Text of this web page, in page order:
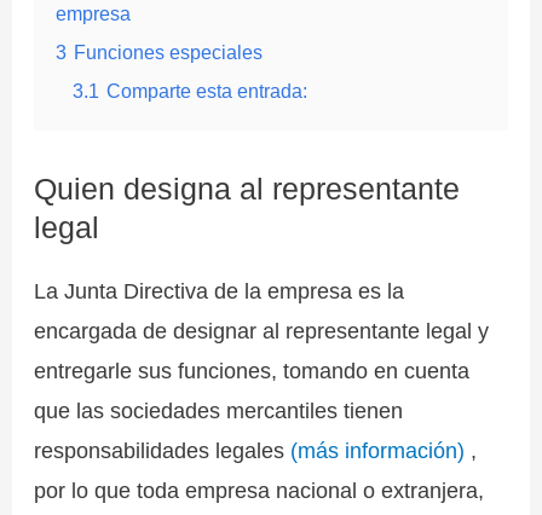
empresa
3 Funciones especiales
3.1 Comparte esta entrada:
Quien designa al representante
legal
La Junta Directiva de la empresa es la
encargada de designar al representante legal y
entregarle sus funciones, tomando en cuenta
que las sociedades mercantiles tienen
responsabilidades legales (más información) ,
por lo que toda empresa nacional o extranjera,